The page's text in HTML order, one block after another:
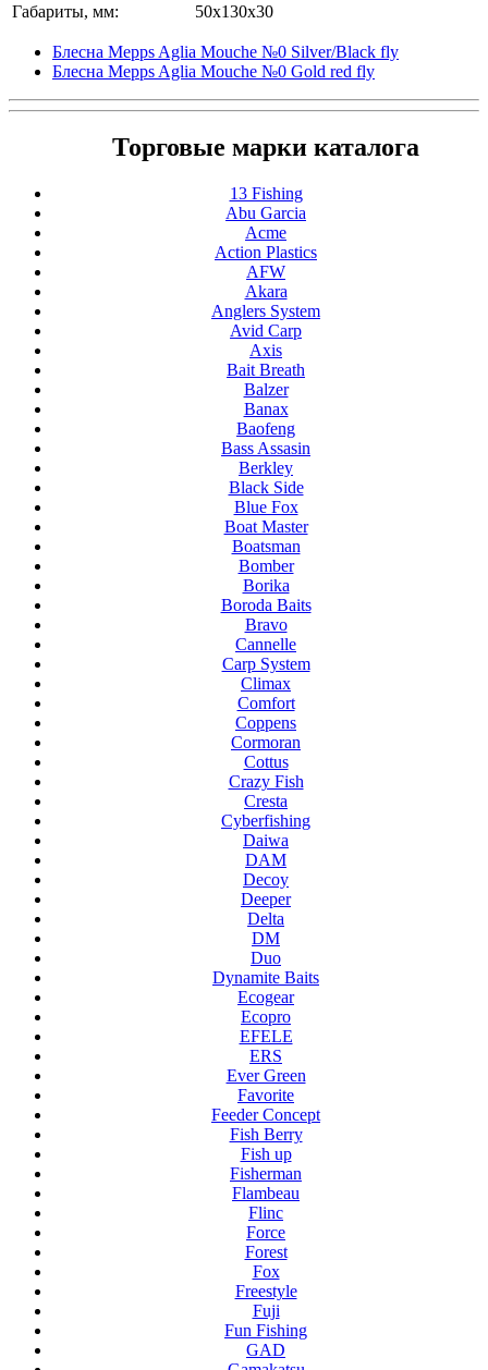
Габариты, мм:
50x130x30
Блесна Mepps Aglia Mouche №0 Silver/Black fly
Блесна Mepps Aglia Mouche №0 Gold red fly
Торговые марки каталога
13 Fishing
Abu Garcia
Acme
Action Plastics
AFW
Akara
Anglers System
Avid Carp
Axis
Bait Breath
Balzer
Banax
Baofeng
Bass Assasin
Berkley
Black Side
Blue Fox
Boat Master
Boatsman
Bomber
Borika
Boroda Baits
Bravo
Cannelle
Carp System
Climax
Comfort
Coppens
Cormoran
Cottus
Crazy Fish
Cresta
Cyberfishing
Daiwa
DAM
Decoy
Deeper
Delta
DM
Duo
Dynamite Baits
Ecogear
Ecopro
EFELE
ERS
Ever Green
Favorite
Feeder Concept
Fish Berry
Fish up
Fisherman
Flambeau
Flinc
Force
Forest
Fox
Freestyle
Fuji
Fun Fishing
GAD